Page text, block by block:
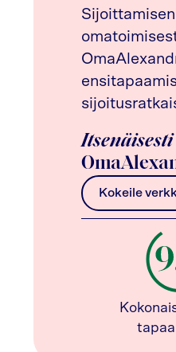
Itsenäisesti
Kokeile